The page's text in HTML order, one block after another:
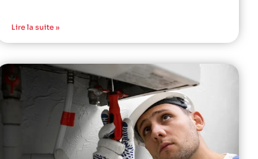
Lire la suite »